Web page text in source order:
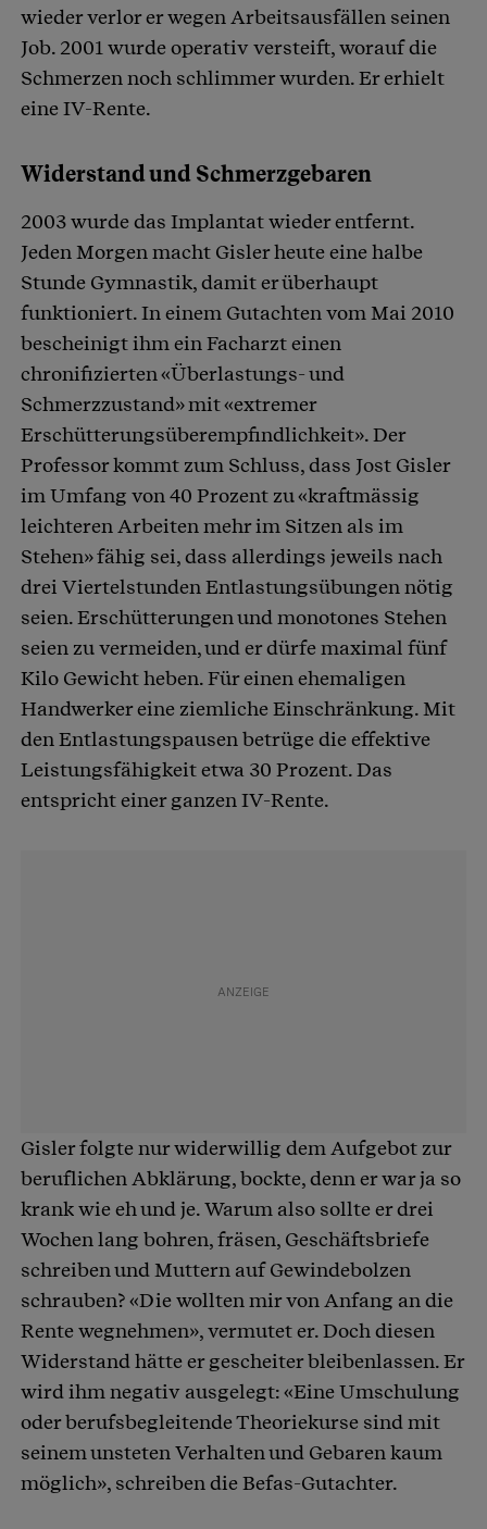
wieder verlor er wegen Arbeitsausfällen seinen
Job. 2001 wurde operativ versteift, worauf die
Schmerzen noch schlimmer wurden. Er erhielt
eine IV-Rente.
Widerstand und Schmerzgebaren
2003 wurde das Implantat wieder entfernt.
Jeden Morgen macht Gisler heute eine halbe
Stunde Gymnastik, damit er überhaupt
funktioniert. In einem Gutachten vom Mai 2010
bescheinigt ihm ein Facharzt einen
chronifizierten «Überlastungs- und
Schmerzzustand» mit «extremer
Erschütterungsüberempfindlichkeit». Der
Professor kommt zum Schluss, dass Jost Gisler
im Umfang von 40 Prozent zu «kraftmässig
leichteren Arbeiten mehr im Sitzen als im
Stehen» fähig sei, dass allerdings jeweils nach
drei Viertelstunden Entlastungsübungen nötig
seien. Erschütterungen und monotones Stehen
seien zu vermeiden, und er dürfe maximal fünf
Kilo Gewicht heben. Für einen ehemaligen
Handwerker eine ziemliche Einschränkung. Mit
den Entlastungspausen betrüge die effektive
Leistungsfähigkeit etwa 30 Prozent. Das
entspricht einer ganzen IV-Rente.
Gisler folgte nur widerwillig dem Aufgebot zur
beruflichen Abklärung, bockte, denn er war ja so
krank wie eh und je. Warum also sollte er drei
Wochen lang bohren, fräsen, Geschäftsbriefe
schreiben und Muttern auf Gewindebolzen
schrauben? «Die wollten mir von Anfang an die
Rente wegnehmen», vermutet er. Doch diesen
Widerstand hätte er gescheiter bleibenlassen. Er
wird ihm negativ ausgelegt: «Eine Umschulung
oder berufsbegleitende Theoriekurse sind mit
seinem unsteten Verhalten und Gebaren kaum
möglich», schreiben die Befas-Gutachter.